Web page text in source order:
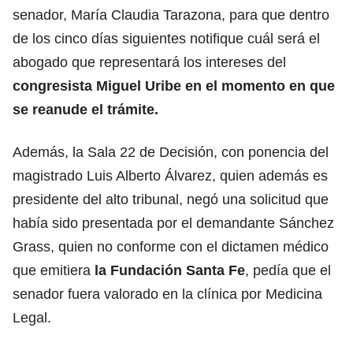
senador, María Claudia Tarazona, para que dentro
de los cinco días siguientes notifique cuál será el
abogado que representará los intereses del
congresista Miguel Uribe en el momento en que
se reanude el trámite.
Además, la Sala 22 de Decisión, con ponencia del
magistrado Luis Alberto Álvarez, quien además es
presidente del alto tribunal, negó una solicitud que
había sido presentada por el demandante Sánchez
Grass, quien no conforme con el dictamen médico
que emitiera la Fundación Santa Fe, pedía que el
senador fuera valorado en la clínica por Medicina
Legal.